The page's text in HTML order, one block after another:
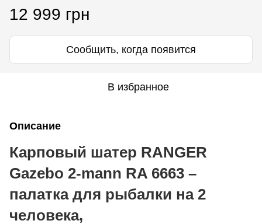
12 999 грн
Сообщить, когда появится
В избранное
Описание
Карповый шатер RANGER
Gazebo 2-mann RA 6663 –
палатка для рыбалки на 2
человека,